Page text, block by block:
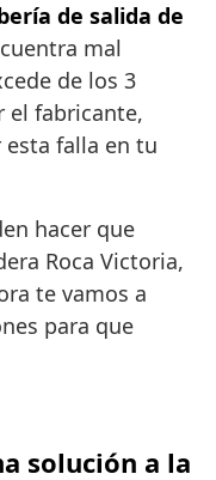
de salida de
mal
de los 3
el fabricante,
esta falla en tu
hacer que
Roca Victoria,
te vamos a
para que
solución a la